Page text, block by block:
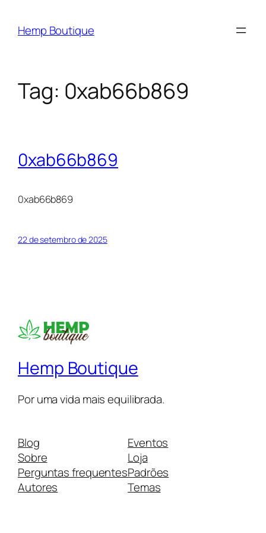
Hemp Boutique
Tag: 0xab66b869
0xab66b869
0xab66b869
22 de setembro de 2025
Hemp Boutique
Por uma vida mais equilibrada.
Blog
Sobre
Perguntas frequentes
Autores
Eventos
Loja
Padrões
Temas